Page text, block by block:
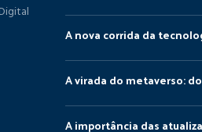
A nova corrida da
A virada do metaverso:
A importância das